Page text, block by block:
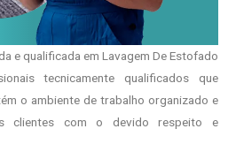
e qualificada em Lavagem De Estofado
tecnicamente qualificados que
o ambiente de trabalho organizado e
clientes com o devido respeito e